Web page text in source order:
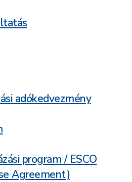
adókedvezmény
program / ESCO
Agreement)